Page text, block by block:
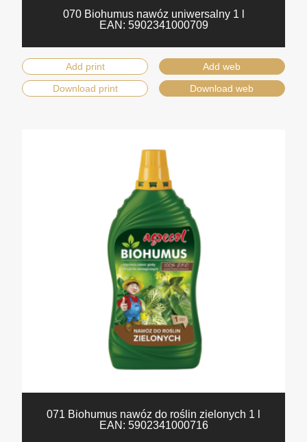
070 Biohumus nawóz uniwersalny 1 l
EAN: 5902341000709
Add print
Add web
Download print
Download web
071 Biohumus nawóz do roślin zielonych 1 l
EAN: 5902341000716